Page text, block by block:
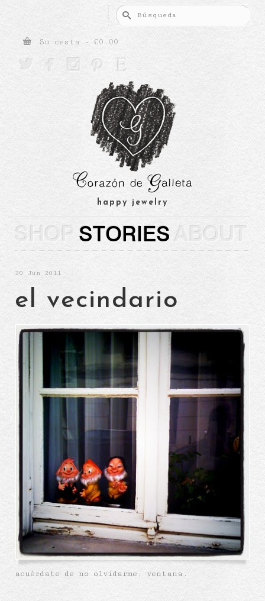
Buscar
por:
Su cesta - €0.00
    
happy jewelry
SHOP STORIES ABOUT
20 Jun 2011
el vecindario
acuérdate de no olvidarme, ventana.